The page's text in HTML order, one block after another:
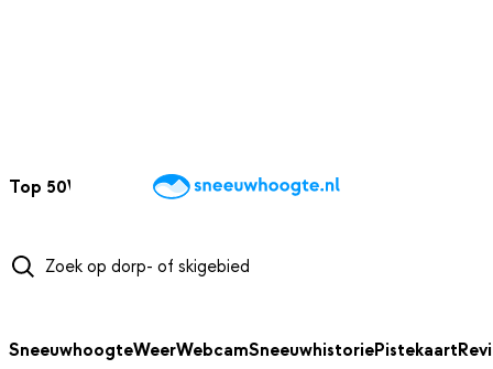
Top 50Webcams WintersportweerKaarten
SneeuwhoogteWeerWebcamSneeuwhistoriePistekaart